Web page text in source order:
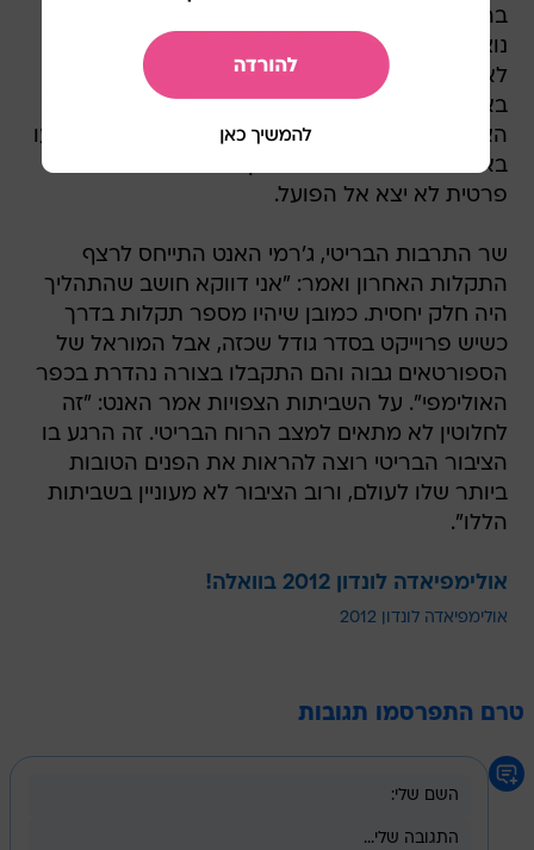
בהנאה של אנשים שמגיעים לבריטניה, ואנחנו כמובן
נוציא צווי מניעה לשביתה הזו, בכדי שנוכל לאפשר
לאנשים כניסה חלקה למדינה ככל האפשר". מדובר
באירוע נוסף בשיבושים שחווה הועדה המארגנת של
האולימפיאדה, שנאלצה לקרוא לאלפי חיילים שיסייעו
באבטחה לאחר שמשא ומתן עם חברת אבטחה
פרטית לא יצא אל הפועל.
שר התרבות הבריטי, ג'רמי האנט התייחס לרצף
התקלות האחרון ואמר: "אני דווקא חושב שהתהליך
היה חלק יחסית. כמובן שיהיו מספר תקלות בדרך
כשיש פרוייקט בסדר גודל שכזה, אבל המוראל של
הספורטאים גבוה והם התקבלו בצורה נהדרת בכפר
האולימפי". על השביתות הצפויות אמר האנט: "זה
לחלוטין לא מתאים למצב הרוח הבריטי. זה הרגע בו
הציבור הבריטי רוצה להראות את הפנים הטובות
ביותר שלו לעולם, ורוב הציבור לא מעוניין בשביתות
הללו".
אולימפיאדה לונדון 2012 בוואלה!
אולימפיאדה לונדון 2012
טרם התפרסמו תגובות